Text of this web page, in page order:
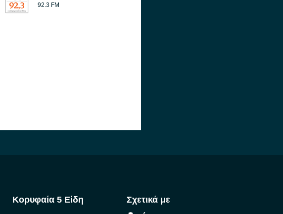
92.3 FM
Κορυφαία 5 Είδη Σχετικά με